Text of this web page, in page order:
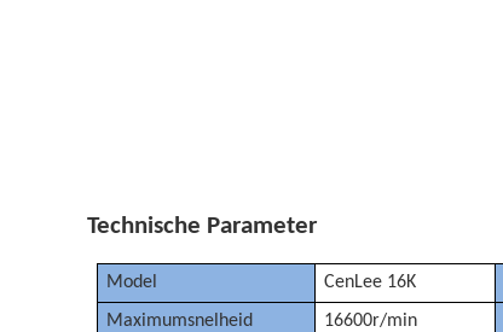
Technische Parameter
Model CenLee 16K
Maximumsnelheid
16600r/min